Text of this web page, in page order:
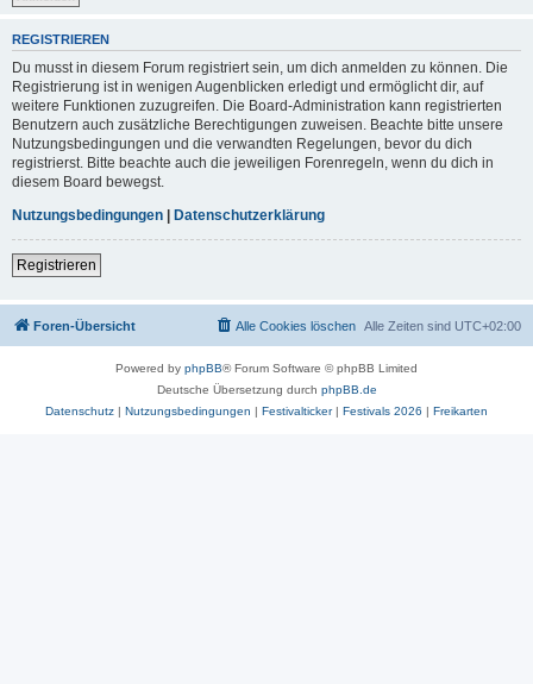
REGISTRIEREN
Du musst in diesem Forum registriert sein, um dich anmelden zu können. Die
Registrierung ist in wenigen Augenblicken erledigt und ermöglicht dir, auf
weitere Funktionen zuzugreifen. Die Board-Administration kann registrierten
Benutzern auch zusätzliche Berechtigungen zuweisen. Beachte bitte unsere
Nutzungsbedingungen und die verwandten Regelungen, bevor du dich
registrierst. Bitte beachte auch die jeweiligen Forenregeln, wenn du dich in
diesem Board bewegst.
Nutzungsbedingungen | Datenschutzerklärung
Registrieren
Foren-Übersicht Alle Zeiten sind UTC+02:00
Alle Cookies löschen
Powered by phpBB® Forum Software © phpBB Limited
Deutsche Übersetzung durch phpBB.de
Datenschutz | Nutzungsbedingungen | Festivalticker| Festivals 2026 | Freikarten